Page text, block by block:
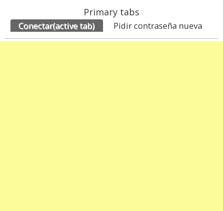
Primary tabs
Conectar(active tab) Pidir contraseña nueva